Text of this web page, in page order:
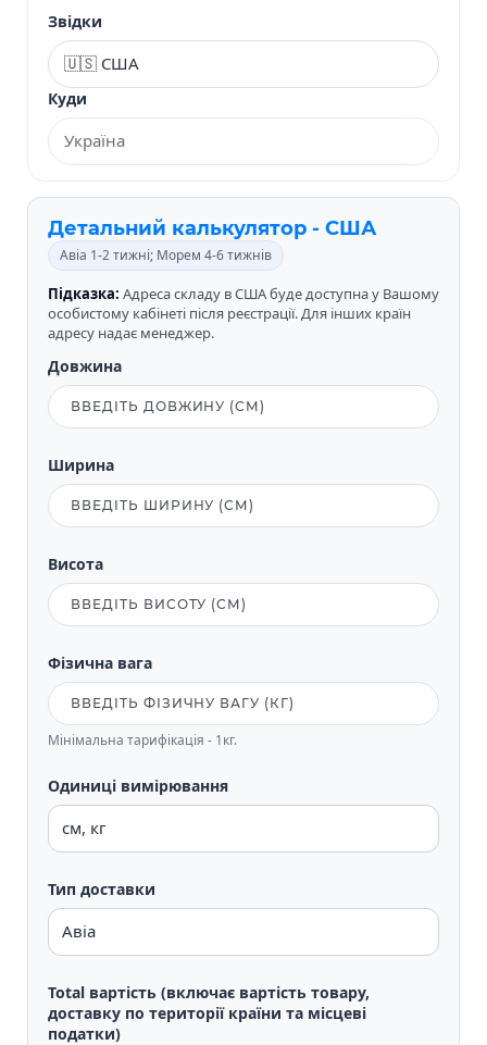
Звідки
Куди
Детальний калькулятор - США
Авіа 1-2 тижні; Морем 4-6 тижнів
Підказка: Адреса складу в США буде доступна у Вашому
особистому кабінеті після реєстрації. Для інших країн
адресу надає менеджер.
Довжина
Ширина
Висота
Фізична вага
Мінімальна тарифікація - 1кг.
Одиниці вимірювання
Тип доставки
Total вартість (включає вартість товару,
доставку по території країни та місцеві
податки)